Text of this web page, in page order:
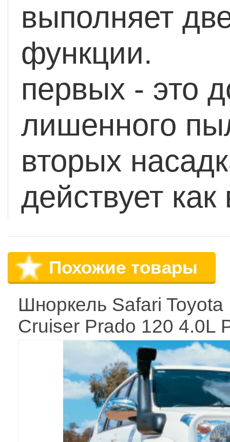
выполняет
первых - это
лишенного
вторых
действует
Похожие товары
Шноркель Safari Toyota
Cruiser Prado 120 4.0L